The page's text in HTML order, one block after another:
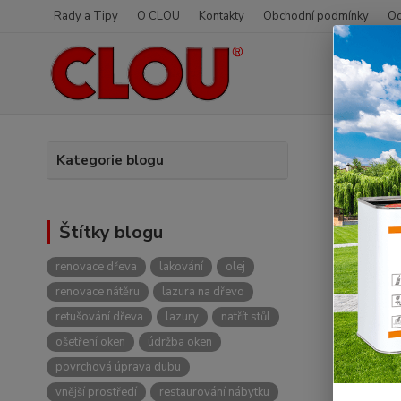
Rady a Tipy O CLOU Kontakty Obchodní podmínky
Kategorie blogu
Štítky blogu
renovace dřeva lakování
olej
renovace nátěru
lazura na dřevo
retušování dřeva
lazury
natřít stůl
ošetření oken
údržba oken
povrchová úprava dubu
vnější prostředí
restaurování nábytku
Úvod
09.06.
Kdy
Ulazury
často
Typické